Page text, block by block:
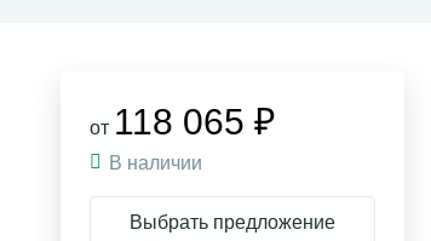
от 118 065 ₽
В наличии
Выбрать предложение